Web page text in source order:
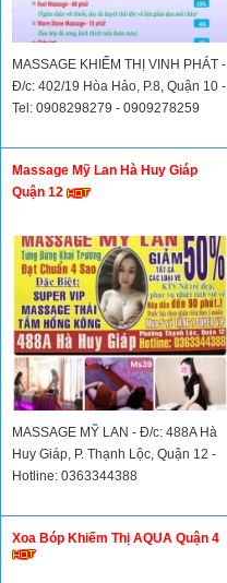
MASSAGE KHIẾM THỊ VINH PHÁT -
Đ/c: 402/19 Hòa Hảo, P.8, Quận 10 -
Tel: 0908298279 - 0909278259
Massage Mỹ Lan Hà Huy Giáp
Quận 12
MASSAGE MỸ LAN - Đ/c: 488A Hà
Huy Giáp, P. Thạnh Lộc, Quận 12 -
Hotline: 0363344388
Xoa Bóp Khiếm Thị AQUA Quận 4